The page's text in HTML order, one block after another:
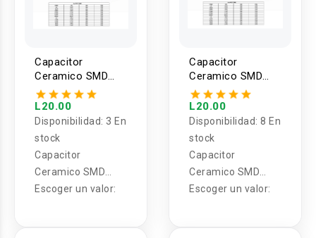
Capacitor
Ceramico SMD
1206 25V/50V (2
Unidades)
L20.00
Disponibilidad: 3 En
stock
Capacitor
Ceramico SMD
1206
Escoger un valor:
Capacitor
Ceramico SMD
0805 25V/50V (2
Unidades)
L20.00
Disponibilidad: 8 En
stock
Capacitor
Ceramico SMD
0805
Escoger un valor: